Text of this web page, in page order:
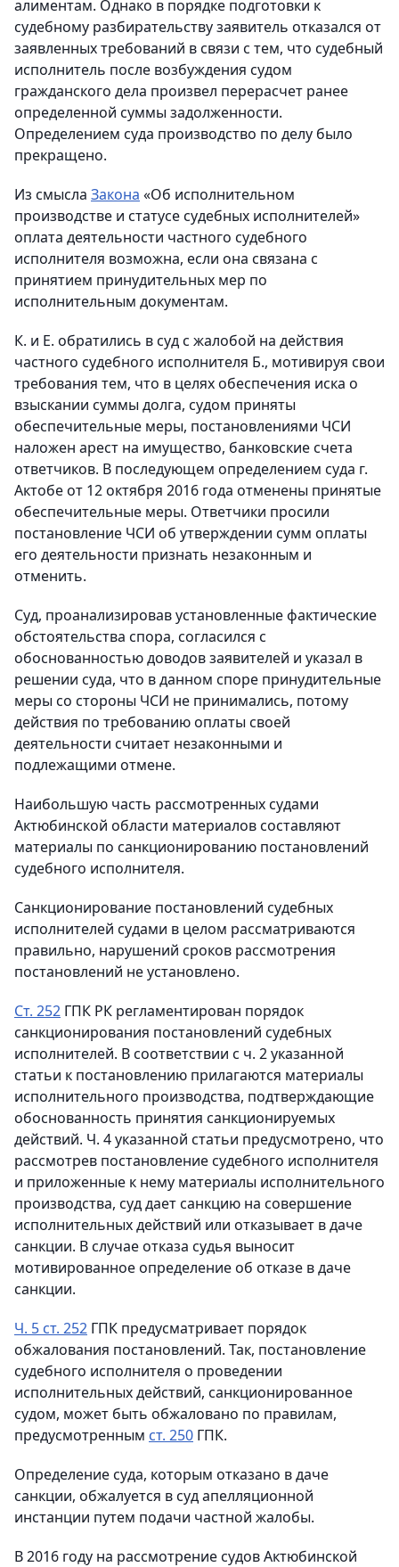
алиментам. Однако в порядке подготовки к
судебному разбирательству заявитель отказался от
заявленных требований в связи с тем, что судебный
исполнитель после возбуждения судом
гражданского дела произвел перерасчет ранее
определенной суммы задолженности.
Определением суда производство по делу было
прекращено.
Из смысла Закона «Об исполнительном
производстве и статусе судебных исполнителей»
оплата деятельности частного судебного
исполнителя возможна, если она связана с
принятием принудительных мер по
исполнительным документам.
К. и Е. обратились в суд с жалобой на действия
частного судебного исполнителя Б., мотивируя свои
требования тем, что в целях обеспечения иска о
взыскании суммы долга, судом приняты
обеспечительные меры, постановлениями ЧСИ
наложен арест на имущество, банковские счета
ответчиков. В последующем определением суда г.
Актобе от 12 октября 2016 года отменены принятые
обеспечительные меры. Ответчики просили
постановление ЧСИ об утверждении сумм оплаты
его деятельности признать незаконным и
отменить.
Суд, проанализировав установленные фактические
обстоятельства спора, согласился с
обоснованностью доводов заявителей и указал в
решении суда, что в данном споре принудительные
меры со стороны ЧСИ не принимались, потому
действия по требованию оплаты своей
деятельности считает незаконными и
подлежащими отмене.
Наибольшую часть рассмотренных судами
Актюбинской области материалов составляют
материалы по санкционированию постановлений
судебного исполнителя.
Санкционирование постановлений судебных
исполнителей судами в целом рассматриваются
правильно, нарушений сроков рассмотрения
постановлений не установлено.
Ст. 252 ГПК РК регламентирован порядок
санкционирования постановлений судебных
исполнителей. В соответствии с ч. 2 указанной
статьи к постановлению прилагаются материалы
исполнительного производства, подтверждающие
обоснованность принятия санкционируемых
действий. Ч. 4 указанной статьи предусмотрено, что
рассмотрев постановление судебного исполнителя
и приложенные к нему материалы исполнительного
производства, суд дает санкцию на совершение
исполнительных действий или отказывает в даче
санкции. В случае отказа судья выносит
мотивированное определение об отказе в даче
санкции.
Ч. 5 ст. 252 ГПК предусматривает порядок
обжалования постановлений. Так, постановление
судебного исполнителя о проведении
исполнительных действий, санкционированное
судом, может быть обжаловано по правилам,
предусмотренным ст. 250 ГПК.
Определение суда, которым отказано в даче
санкции, обжалуется в суд апелляционной
инстанции путем подачи частной жалобы.
В 2016 году на рассмотрение судов Актюбинской